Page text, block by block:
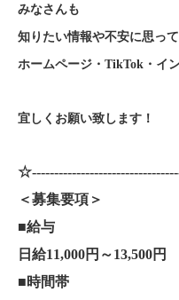
みなさんも
知りたい情報や不安に思っ
ホームページ・TikTok・イ
宜しくお願い致します！
＜募集要項＞
■給与
日給11,000円～13,500円
■時間帯